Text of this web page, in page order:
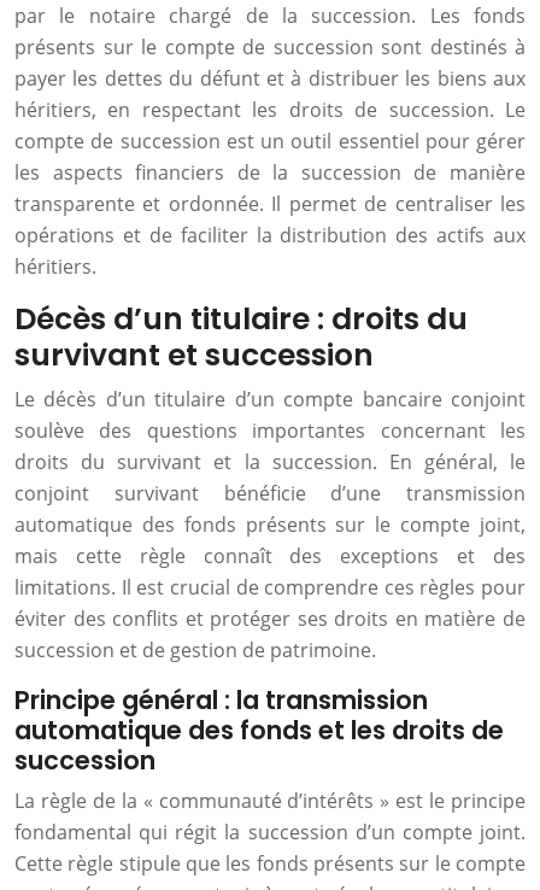
par le notaire chargé de la succession. Les fonds
présents sur le compte de succession sont destinés à
payer les dettes du défunt et à distribuer les biens aux
héritiers, en respectant les droits de succession. Le
compte de succession est un outil essentiel pour gérer
les aspects financiers de la succession de manière
transparente et ordonnée. Il permet de centraliser les
opérations et de faciliter la distribution des actifs aux
héritiers.
Décès d’un titulaire : droits du
survivant et succession
Le décès d’un titulaire d’un compte bancaire conjoint
soulève des questions importantes concernant les
droits du survivant et la succession. En général, le
conjoint survivant bénéficie d’une transmission
automatique des fonds présents sur le compte joint,
mais cette règle connaît des exceptions et des
limitations. Il est crucial de comprendre ces règles pour
éviter des conflits et protéger ses droits en matière de
succession et de gestion de patrimoine.
Principe général : la transmission
automatique des fonds et les droits de
succession
La règle de la « communauté d’intérêts » est le principe
fondamental qui régit la succession d’un compte joint.
Cette règle stipule que les fonds présents sur le compte